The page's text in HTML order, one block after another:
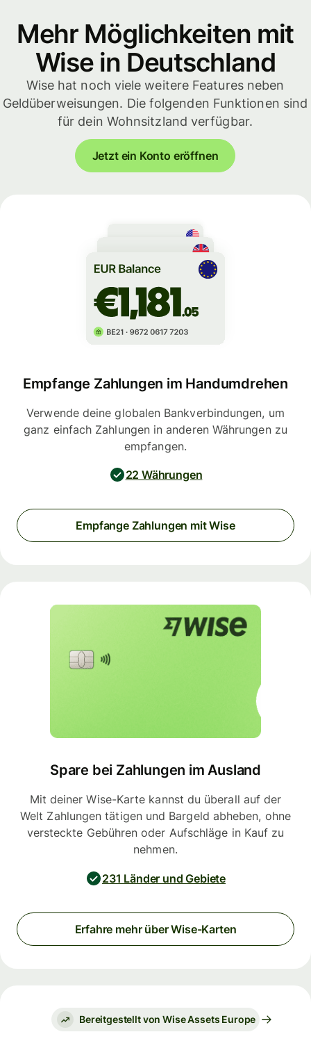
Mehr Möglichkeiten mit
Wise in Deutschland
Wise hat noch viele weitere Features neben
Geldüberweisungen. Die folgenden Funktionen sind
für dein Wohnsitzland verfügbar.
Jetzt ein Konto eröffnen
Empfange Zahlungen im Handumdrehen
Verwende deine globalen Bankverbindungen, um
ganz einfach Zahlungen in anderen Währungen zu
empfangen.
22 Währungen
Empfange Zahlungen mit Wise
Spare bei Zahlungen im Ausland
Mit deiner Wise-Karte kannst du überall auf der
Welt Zahlungen tätigen und Bargeld abheben, ohne
versteckte Gebühren oder Aufschläge in Kauf zu
nehmen.
231 Länder und Gebiete
Erfahre mehr über Wise-Karten
Bereitgestellt von Wise Assets Europe